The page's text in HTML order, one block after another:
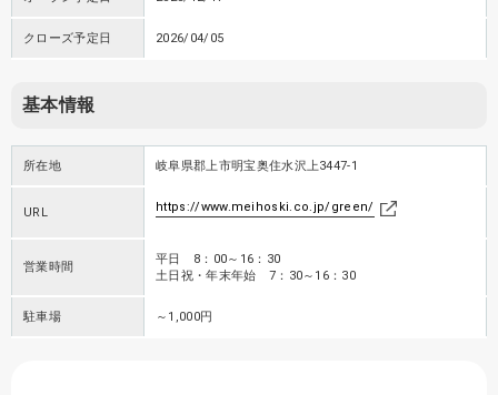
クローズ予定日 2026/04/05
基本情報
所在地 岐阜県郡上市明宝奥住水沢上3447-1
URL https://www.meihoski.co.jp/green/
営業時間
平日 8：00～16：30
土日祝・年末年始 7：30～16：30
駐車場 ～1,000円